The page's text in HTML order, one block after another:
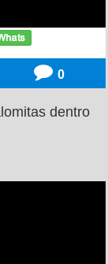
0
dentro